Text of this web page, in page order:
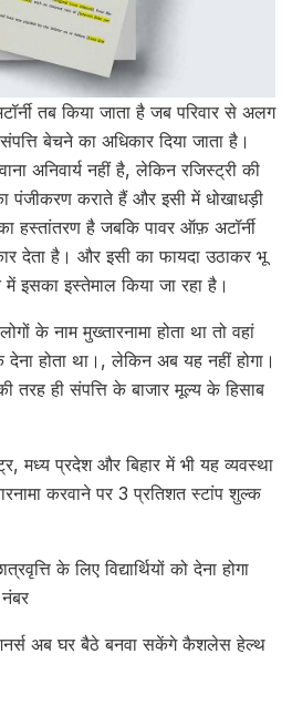
तब किया जाता है जब परिवार से अलग
बेचने का अधिकार दिया जाता है।
अनिवार्य नहीं है, लेकिन रजिस्ट्री की
पंजीकरण कराते हैं और इसी में धोखाधड़ी
हस्तांतरण है जबकि पावर ऑफ़ अटॉर्नी
देता है। और इसी का फायदा उठाकर भू
इसका इस्तेमाल किया जा रहा है।
के नाम मुख्तारनामा होता था तो वहां
होता था।, लेकिन अब यह नहीं होगा।
तरह ही संपत्ति के बाजार मूल्य के हिसाब
मध्य प्रदेश और बिहार में भी यह व्यवस्था
करवाने पर 3 प्रतिशत स्टांप शुल्क
के लिए विद्यार्थियों को देना होगा
अब घर बैठे बनवा सकेंगे कैशलेस हेल्थ